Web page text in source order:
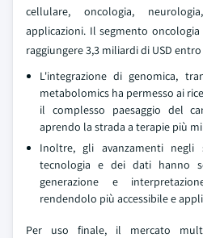
cellulare, oncologia,
applicazioni. Il segmento
raggiungere 3,3 miliardi di USD
L'integrazione di genomica,
metabolomics ha permesso ai
il complesso paesaggio del
aprendo la strada a terapie più
Inoltre, gli avanzamenti
tecnologia e dei dati hanno
generazione e
rendendolo più accessibile e
Per uso finale, il mercato